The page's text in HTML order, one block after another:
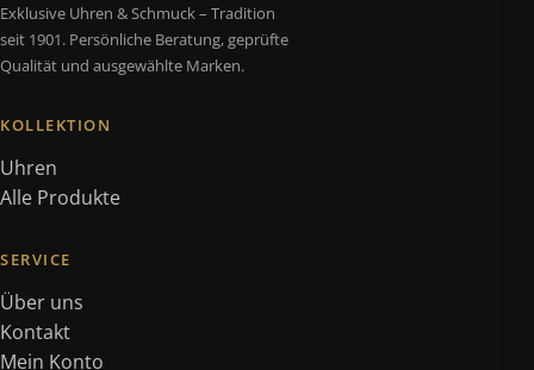
Exklusive Uhren & Schmuck – Tradition
seit 1901. Persönliche Beratung, geprüfte
Qualität und ausgewählte Marken.
KOLLEKTION
Uhren
Alle Produkte
SERVICE
Über uns
Kontakt
Mein Konto